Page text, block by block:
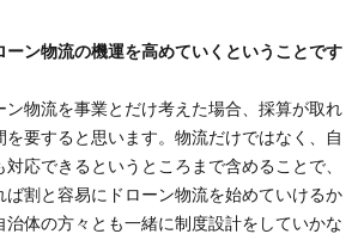
ン物流の機運を高めていくということです
ン物流を事業とだけ考えた場合、採算が取れ
を要すると思います。物流だけではなく、自
応できるというところまで含めることで、
ば割と容易にドローン物流を始めていけるか
治体の方々とも一緒に制度設計をしていかな